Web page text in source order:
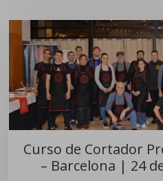
Curso de Cortador
– Barcelona | 24